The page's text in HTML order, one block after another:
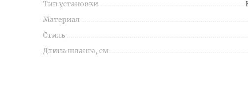
Тип установки
Материал
Стиль
Длина шланга, см